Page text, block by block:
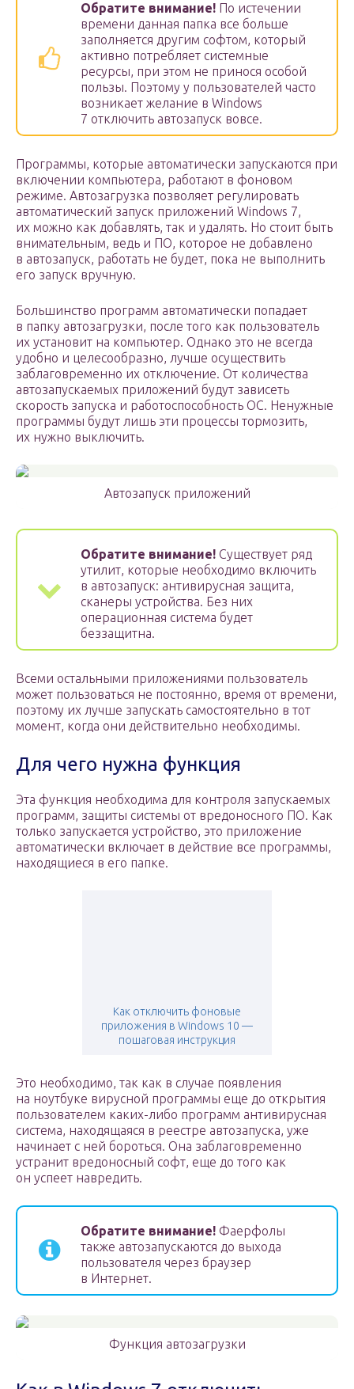
Обратите внимание! По истечении
времени данная папка все больше
заполняется другим софтом, который
активно потребляет системные
ресурсы, при этом не принося особой
пользы. Поэтому у пользователей часто
возникает желание в Windows
7 отключить автозапуск вовсе.
Программы, которые автоматически запускаются при
включении компьютера, работают в фоновом
режиме. Автозагрузка позволяет регулировать
автоматический запуск приложений Windows 7,
их можно как добавлять, так и удалять. Но стоит быть
внимательным, ведь и ПО, которое не добавлено
в автозапуск, работать не будет, пока не выполнить
его запуск вручную.
Большинство программ автоматически попадает
в папку автозагрузки, после того как пользователь
их установит на компьютер. Однако это не всегда
удобно и целесообразно, лучше осуществить
заблаговременно их отключение. От количества
автозапускаемых приложений будут зависеть
скорость запуска и работоспособность ОС. Ненужные
программы будут лишь эти процессы тормозить,
их нужно выключить.
Автозапуск приложений
Обратите внимание! Существует ряд
утилит, которые необходимо включить
в автозапуск: антивирусная защита,
сканеры устройства. Без них
операционная система будет
беззащитна.
Всеми остальными приложениями пользователь
может пользоваться не постоянно, время от времени,
поэтому их лучше запускать самостоятельно в тот
момент, когда они действительно необходимы.
Для чего нужна функция
Эта функция необходима для контроля запускаемых
программ, защиты системы от вредоносного ПО. Как
только запускается устройство, это приложение
автоматически включает в действие все программы,
находящиеся в его папке.
Как отключить фоновые
приложения в Windows 10 —
пошаговая инструкция
Это необходимо, так как в случае появления
на ноутбуке вирусной программы еще до открытия
пользователем каких-либо программ антивирусная
система, находящаяся в реестре автозапуска, уже
начинает с ней бороться. Она заблаговременно
устранит вредоносный софт, еще до того как
он успеет навредить.
Обратите внимание! Фаерфолы
также автозапускаются до выхода
пользователя через браузер
в Интернет.
Функция автозагрузки